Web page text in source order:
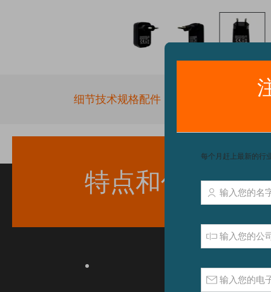
beginning细节技术规格配件
特点和优点